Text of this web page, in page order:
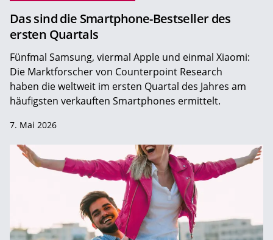
Das sind die Smartphone-Bestseller des
ersten Quartals
Fünfmal Samsung, viermal Apple und einmal Xiaomi:
Die Marktforscher von Counterpoint Research
haben die weltweit im ersten Quartal des Jahres am
häufigsten verkauften Smartphones ermittelt.
7. Mai 2026